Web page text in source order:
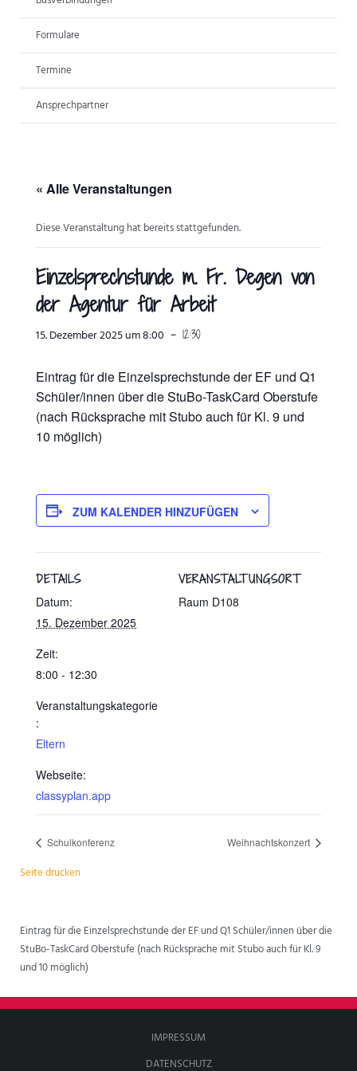
ANSPRECHPARTNER
Formulare
Termine
Ansprechpartner
« Alle Veranstaltungen
Diese Veranstaltung hat bereits stattgefunden.
Einzelsprechstunde m. Fr. Degen von
der Agentur für Arbeit
15. Dezember 2025 um 8:00 - 12:30
Eintrag für die Einzelsprechstunde der EF und Q1
Schüler/innen über die StuBo-TaskCard Oberstufe
(nach Rücksprache mit Stubo auch für Kl. 9 und
10 möglich)
ZUM KALENDER HINZUFÜGEN
DETAILS
Datum:
15. Dezember 2025
Zeit:
8:00 - 12:30
Veranstaltungskategorie
:
Eltern
Webseite:
classyplan.app
VERANSTALTUNGSORT
Raum D108
Schulkonferenz Weihnachtskonzert
Seite drucken
Eintrag für die Einzelsprechstunde der EF und Q1 Schüler/innen über die
StuBo-TaskCard Oberstufe (nach Rücksprache mit Stubo auch für Kl. 9
und 10 möglich)
IMPRESSUM
DATENSCHUTZ